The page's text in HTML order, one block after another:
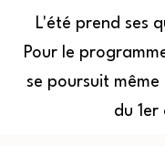
L'été prend ses
Pour le
se poursuit
du 1er